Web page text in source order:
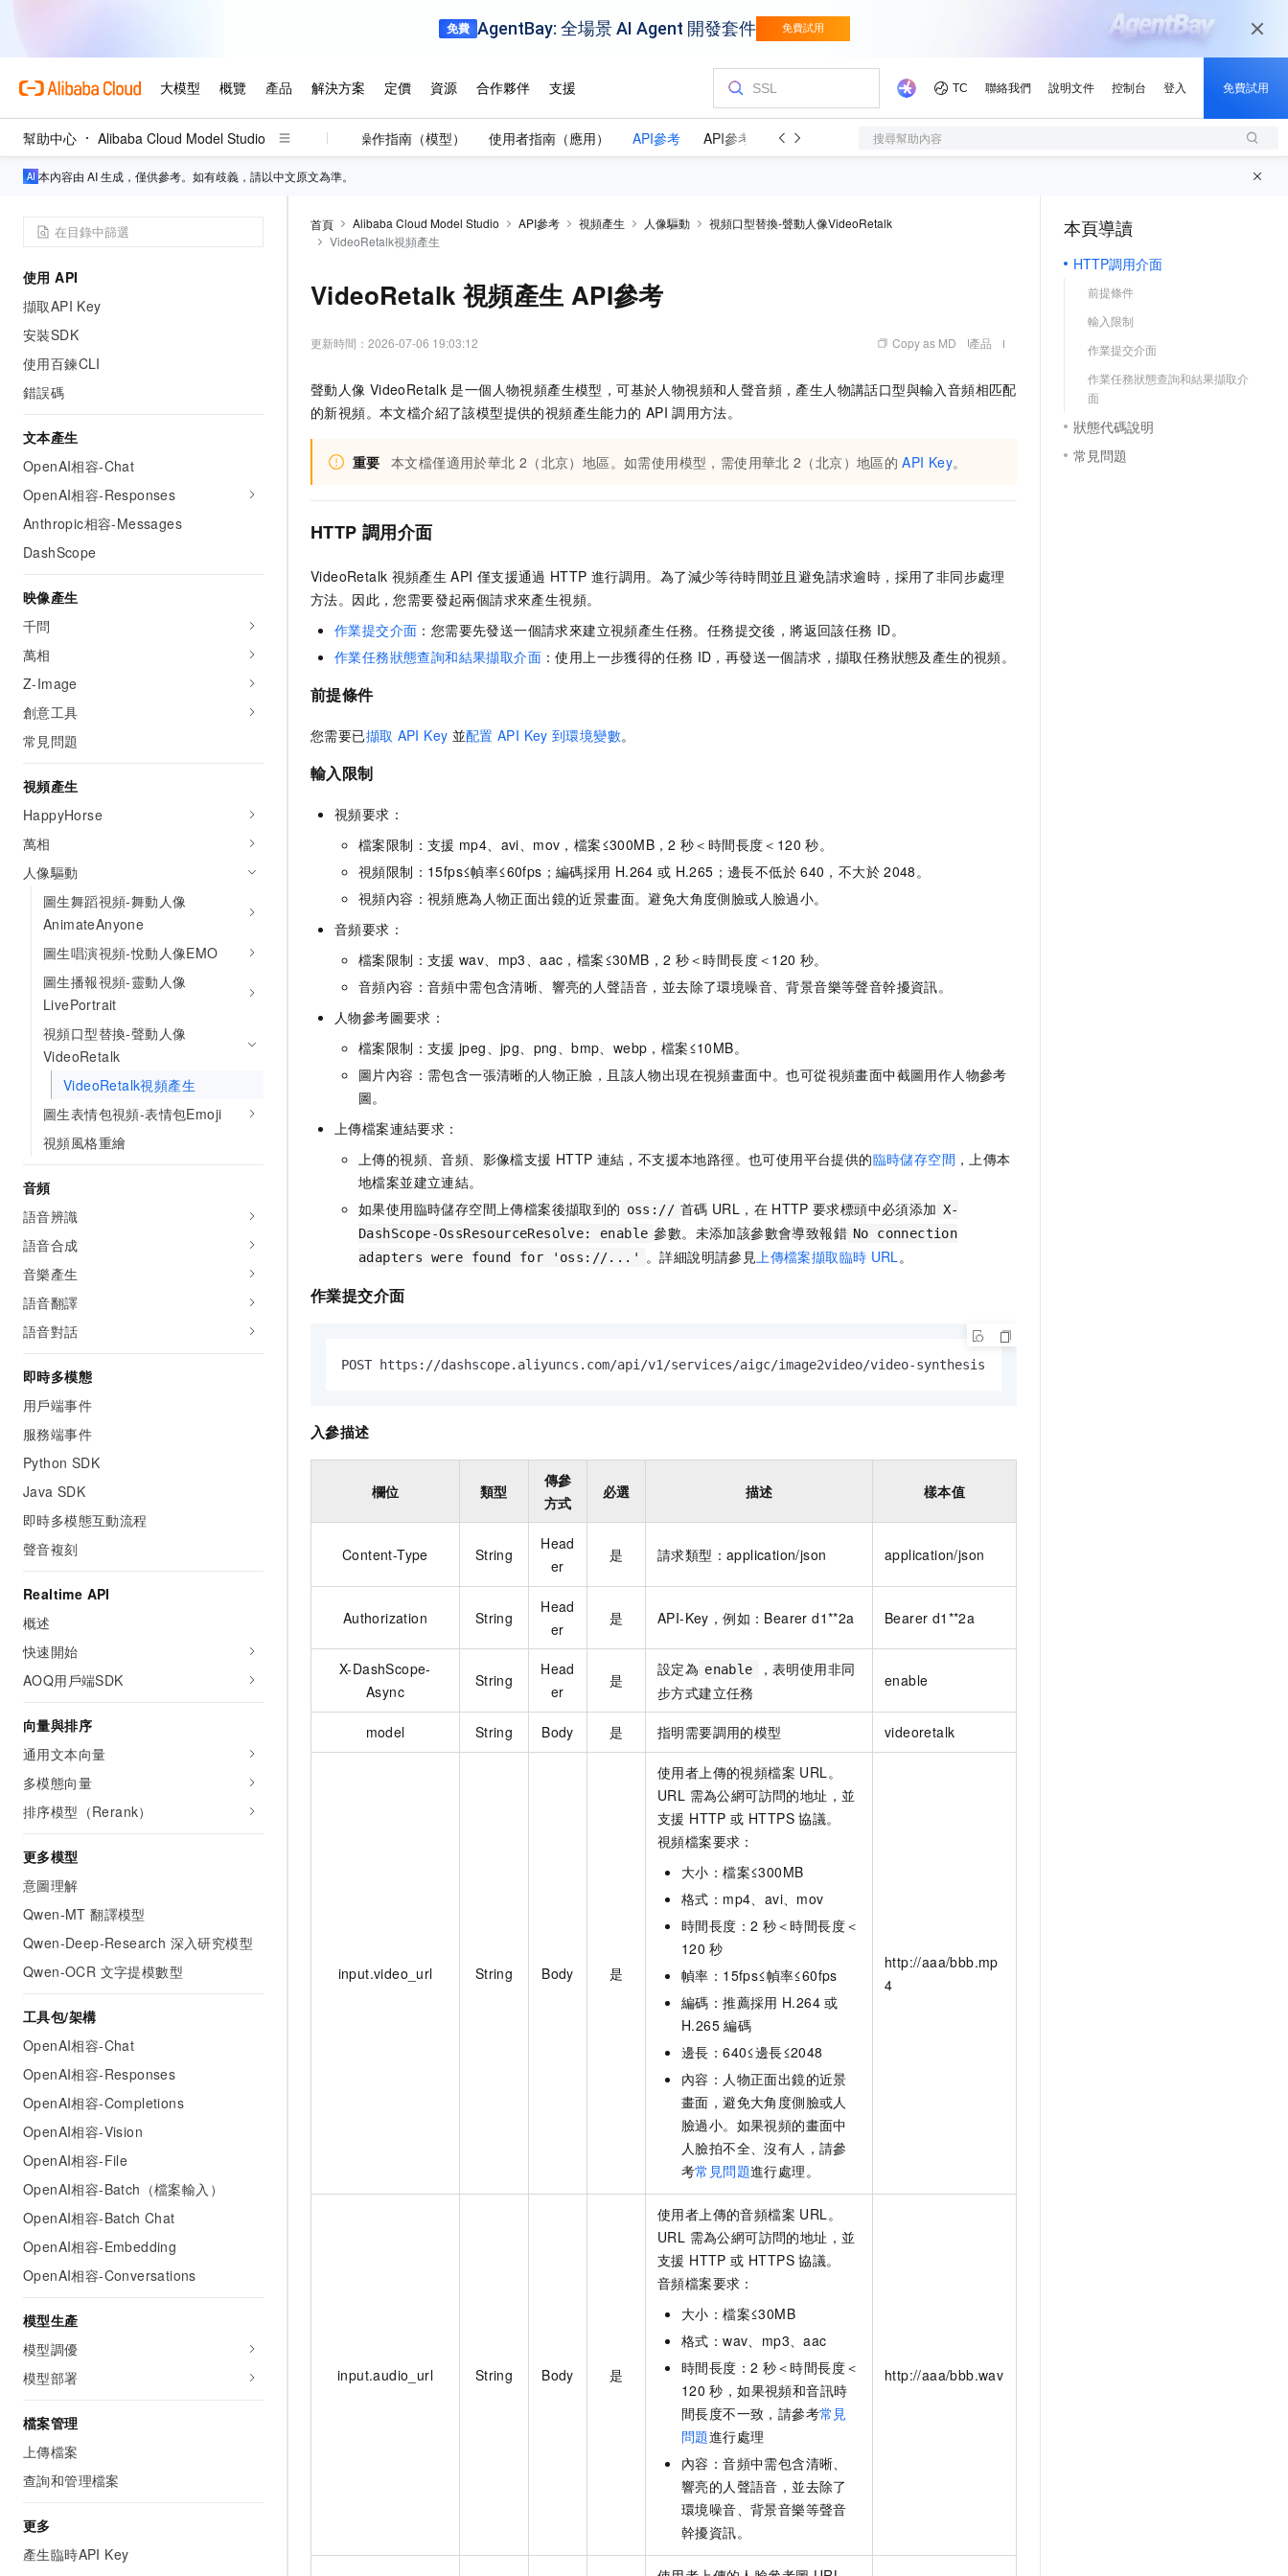
幫助中心 Alibaba Cloud Model Studio 操作指南（模型） 使用者指南（應用） API參考 API參考（應用） 搜尋幫助內容
本內容由 AI 生成，僅供參考。如有歧義，請以中文原文為準。
使用 API
擷取API Key
安裝SDK
使用百鍊CLI
錯誤碼
文本產生
OpenAI相容-Chat
OpenAI相容-Responses
Anthropic相容-Messages
DashScope
映像產生
千問
萬相
Z-Image
創意工具
常見問題
視頻產生
HappyHorse
萬相
人像驅動
圖生舞蹈視頻-舞動人像
AnimateAnyone
圖生唱演視頻-悅動人像EMO
圖生播報視頻-靈動人像
LivePortrait
視頻口型替換-聲動人像
VideoRetalk
VideoRetalk視頻產生
圖生表情包視頻-表情包Emoji
視頻風格重繪
音頻
語音辨識
語音合成
音樂產生
語音翻譯
語音對話
即時多模態
用戶端事件
服務端事件
Python SDK
Java SDK
即時多模態互動流程
聲音複刻
Realtime API
概述
快速開始
AOQ用戶端SDK
向量與排序
通用文本向量
多模態向量
排序模型（Rerank）
更多模型
意圖理解
Qwen-MT 翻譯模型
Qwen-Deep-Research 深入研究模型
Qwen-OCR 文字提模數型
工具包/架構
OpenAI相容-Chat
OpenAI相容-Responses
OpenAI相容-Completions
OpenAI相容-Vision
OpenAI相容-File
OpenAI相容-Batch（檔案輸入）
OpenAI相容-Batch Chat
OpenAI相容-Embedding
OpenAI相容-Conversations
模型生產
模型調優
模型部署
檔案管理
上傳檔案
查詢和管理檔案
更多
產生臨時API Key
首頁 Alibaba Cloud Model Studio API參考 視頻產生 人像驅動
視頻口型替換-聲動人像VideoRetalk
VideoRetalk視頻產生
VideoRetalk 視頻產生 API參考
更新時間： 2026-07-06 19:03:12 Copy as MD 產品
聲動人像 VideoRetalk 是一個人物視頻產生模型，可基於人物視頻和人聲音頻，產生人物講話口型與輸入音頻相匹配
的新視頻。本文檔介紹了該模型提供的視頻產生能力的 API 調用方法。
重要 本文檔僅適用於華北 2（北京） 地區。如需使用模型，需使用華北 2（北京）地區的 API Key。
HTTP 調用介面
VideoRetalk 視頻產生 API 僅支援通過 HTTP 進行調用。為了減少等待時間並且避免請求逾時，採用了非同步處理
方法。因此，您需要發起兩個請求來產生視頻。
作業提交介面 ：您需要先發送一個請求來建立視頻產生任務。任務提交後，將返回該任務 ID。
作業任務狀態查詢和結果擷取介面 ：使用上一步獲得的任務 ID，再發送一個請求，擷取任務狀態及產生的視頻。
前提條件
您需要已擷取 API Key 並配置 API Key 到環境變數。
輸入限制
視頻要求：
檔案限制：支援 mp4、avi、mov，檔案≤300MB，2 秒＜時間長度＜120 秒。
視頻限制：15fps≤幀率≤60fps；編碼採用 H.264 或 H.265；邊長不低於 640，不大於 2048。
視頻內容：視頻應為人物正面出鏡的近景畫面。避免大角度側臉或人臉過小。
音頻要求：
檔案限制：支援 wav、mp3、aac，檔案≤30MB，2 秒＜時間長度＜120 秒。
音頻內容：音頻中需包含清晰、響亮的人聲語音，並去除了環境噪音、背景音樂等聲音幹擾資訊。
人物參考圖要求：
檔案限制：支援 jpeg、jpg、png、bmp、webp，檔案≤10MB。
圖片內容：需包含一張清晰的人物正臉，且該人物出現在視頻畫面中。也可從視頻畫面中截圖用作人物參考
圖。
上傳檔案連結要求：
上傳的視頻、音頻、影像檔支援 HTTP 連結，不支援本地路徑。也可使用平台提供的臨時儲存空間 ，上傳本
地檔案並建立連結。
如果使用臨時儲存空間上傳檔案後擷取到的 oss:// 首碼 URL，在 HTTP 要求標頭中必須添加 X-
DashScope-OssResourceResolve: enable 參數。未添加該參數會導致報錯 No connection
adapters were found for 'oss://...'
。詳細說明請參見 上傳檔案擷取臨時 URL 。
作業提交介面
POST https://dashscope.aliyuncs.com/api/v1/services/aigc/image2video/video-synthesis
入參描述
欄位 類型
傳參
方式
必選 描述 樣本值
Content-Type String
Head
er
是 請求類型：application/json application/json
Authorization String
Head
er
是 API-Key，例如：Bearer d1**2a Bearer d1**2a
X-DashScope-
Async
String
Head
er
是
設定為 enable
，表明使用非同
步方式建立任務
enable
model String Body 是 指明需要調用的模型 videoretalk
input.video_url String Body 是
使用者上傳的視頻檔案 URL。
URL 需為公網可訪問的地址，並
支援 HTTP 或 HTTPS 協議。
視頻檔案要求：
大小：檔案≤300MB
格式：mp4、avi、mov
時間長度：2 秒＜時間長度＜
120 秒
幀率：15fps≤幀率≤60fps
編碼：推薦採用 H.264 或
H.265 編碼
邊長：640≤邊長≤2048
內容：人物正面出鏡的近景
畫面，避免大角度側臉或人
臉過小。如果視頻的畫面中
人臉拍不全、沒有人，請參
考常見問題進行處理。
http://aaa/bbb.mp
4
input.audio_url String Body 是
使用者上傳的音頻檔案 URL。
URL 需為公網可訪問的地址，並
支援 HTTP 或 HTTPS 協議。
音頻檔案要求：
大小：檔案≤30MB
格式：wav、mp3、aac
時間長度：2 秒＜時間長度＜
120 秒，如果視頻和音訊時
間長度不一致，請參考常見
問題進行處理
內容：音頻中需包含清晰、
響亮的人聲語音，並去除了
環境噪音、背景音樂等聲音
幹擾資訊。
http://aaa/bbb.wav
本頁導讀
HTTP調用介面
前提條件
輸入限制
作業提交介面
作業任務狀態查詢和結果擷取介
面
狀態代碼說明
常見問題